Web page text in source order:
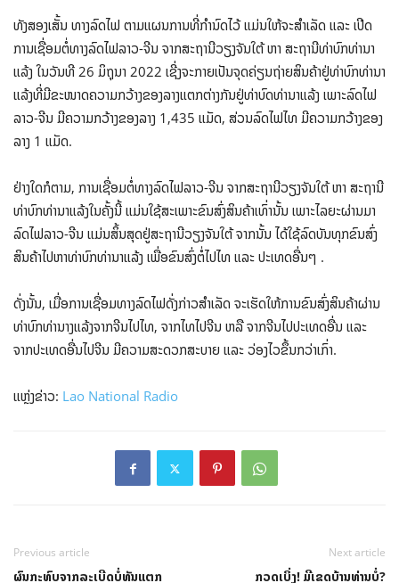
ທັງສອງເສັ້ນ ທາງລົດໄຟ ຕາມແຜນການທີ່ກໍານົດໄວ້ ແມ່ນໃຫ້ຈະສໍາເລັດ ແລະ ເປີດ
ການເຊື່ອມຕໍ່ທາງລົດໄຟລາວ-ຈີນ ຈາກສະຖານີວຽງຈັນໃຕ້ ຫາ ສະຖານີທ່າບົກທ່ານາ
ແລ້ງ ໃນວັນທີ 26 ມິຖຸນາ 2022 ເຊີ່ງຈະກາຍເປັນຈຸດຄ່ຽນຖ່າຍສິນຄ້າຢູ່ທ່າບົກທ່ານາ
ແລ້ງທີ່ມີຂະໜາດຄວາມກວ້າງຂອງລາງແຕກຕ່າງກັນຢູ່ທ່າບົດທ່ານາແລ້ງ ເພາະລົດໄຟ
ລາວ-ຈີນ ມີຄວາມກວ້າງຂອງລາງ 1,435 ແມັດ, ສ່ວນລົດໄຟໄທ ມີຄວາມກວ້າງຂອງ
ລາງ 1 ແມັດ.
ຢ່າງໃດກໍຕາມ, ການເຊື່ອມຕໍ່ທາງລົດໄຟລາວ-ຈີນ ຈາກສະຖານີວຽງຈັນໃຕ້ ຫາ ສະຖານີ
ທ່າບົກທ່ານາແລ້ງໃນຄັ້ງນີ້ ແມ່ນໃຊ້ສະເພາະຂົນສົ່ງສິນຄ້າເທົ່ານັ້ນ ເພາະໄລຍະຜ່ານມາ
ລົດໄຟລາວ-ຈີນ ແມ່ນສິ້ນສຸດຢູ່ສະຖານີວຽງຈັນໃຕ້ ຈາກນັ້ນ ໄດ້ໃຊ້ລົດບັນທຸກຂົນສົ່ງ
ສິນຄ້າໄປຫາທ່າບົກທ່ານາແລ້ງ ເພື່ອຂົນສົ່ງຕໍ່ໄປໄທ ແລະ ປະເທດອື່ນໆ .
ດັ່ງນັ້ນ, ເມື່ອການເຊື່ອມທາງລົດໄຟດັ່ງກ່າວສໍາເລັດ ຈະເຮັດໃຫ້ການຂົນສົ່ງສິນຄ້າຜ່ານ
ທ່າບົກທ່ານາງແລ້ງຈາກຈີນໄປໄທ, ຈາກໄທໄປຈີນ ຫລື ຈາກຈີນໄປປະເທດອື່ນ ແລະ
ຈາກປະເທດອື່ນໄປຈີນ ມີຄວາມສະດວກສະບາຍ ແລະ ວ່ອງໄວຂຶ້ນກວ່າເກົ່າ.
ແຫຼ່ງຂ່າວ: Lao National Radio
Previous article
ຜົນກະທົບຈາກລະເບີດບໍ່ທັນແຕກ
Next article
ກວດເບິ່ງ! ມີເຂດບ້ານທ່ານບໍ່?